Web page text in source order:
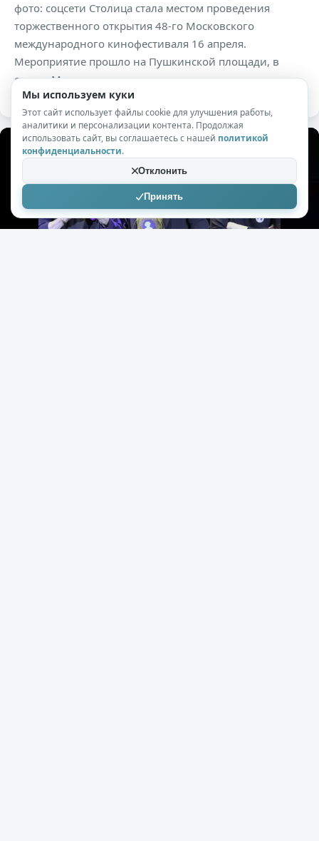
фото: соцсети Столица стала местом проведения
торжественного открытия 48-го Московского
международного кинофестиваля 16 апреля.
Мероприятие прошло на Пушкинской площади, в
стенах Московского театра мюзикла.
Мы используем куки
Этот сайт использует файлы cookie для улучшения работы,
аналитики и персонализации контента. Продолжая
использовать сайт, вы соглашаетесь с нашей политикой
конфиденциальности.
Отклонить
Принять